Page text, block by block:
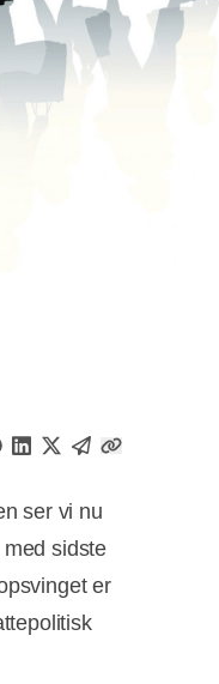
ser vi nu
sidste
er